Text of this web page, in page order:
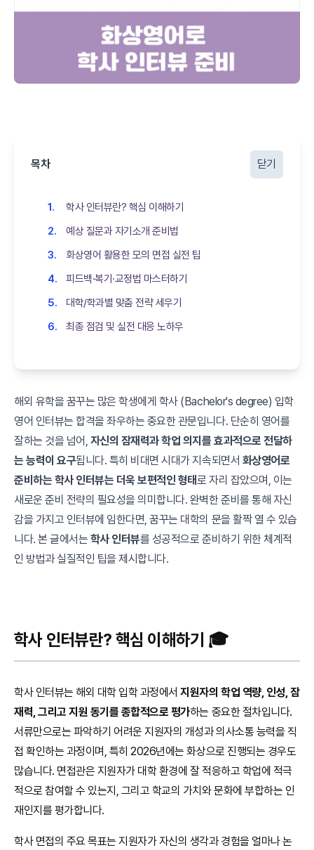
목차 닫기
학사 인터뷰란? 핵심 이해하기
예상 질문과 자기소개 준비법
화상영어 활용한 모의 면접 실전 팁
피드백·복기·교정법 마스터하기
대학/학과별 맞춤 전략 세우기
최종 점검 및 실전 대응 노하우
해외 유학을 꿈꾸는 많은 학생에게 학사 (Bachelor's degree) 입학
영어 인터뷰는 합격을 좌우하는 중요한 관문입니다. 단순히 영어를
잘하는 것을 넘어, 자신의 잠재력과 학업 의지를 효과적으로 전달하
는 능력이 요구됩니다. 특히 비대면 시대가 지속되면서 화상영어로
준비하는 학사 인터뷰는 더욱 보편적인 형태로 자리 잡았으며, 이는
새로운 준비 전략의 필요성을 의미합니다. 완벽한 준비를 통해 자신
감을 가지고 인터뷰에 임한다면, 꿈꾸는 대학의 문을 활짝 열 수 있습
니다. 본 글에서는 학사 인터뷰를 성공적으로 준비하기 위한 체계적
인 방법과 실질적인 팁을 제시합니다.
학사 인터뷰란? 핵심 이해하기 🎓
학사 인터뷰는 해외 대학 입학 과정에서지원자의 학업 역량, 인성, 잠
재력, 그리고 지원 동기를 종합적으로 평가하는 중요한 절차입니다.
서류만으로는 파악하기 어려운 지원자의 개성과 의사소통 능력을 직
접 확인하는 과정이며, 특히 2026년에는 화상으로 진행되는 경우도
많습니다. 면접관은 지원자가 대학 환경에 잘 적응하고 학업에 적극
적으로 참여할 수 있는지, 그리고 학교의 가치와 문화에 부합하는 인
재인지를 평가합니다.
학사 면접의 주요 목표는 지원자가 자신의 생각과 경험을 얼마나 논